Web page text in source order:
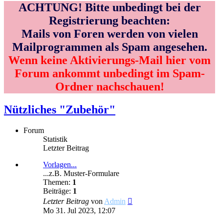
ACHTUNG! Bitte unbedingt bei der
Registrierung beachten:
Mails von Foren werden von vielen
Mailprogrammen als Spam angesehen.
Wenn keine Aktivierungs-Mail hier vom
Forum ankommt unbedingt im Spam-
Ordner nachschauen!
Nützliches "Zubehör"
Forum
Statistik
Letzter Beitrag
Vorlagen...
...z.B. Muster-Formulare
Themen: 1
Beiträge: 1
Letzter Beitrag von Admin
Mo 31. Jul 2023, 12:07